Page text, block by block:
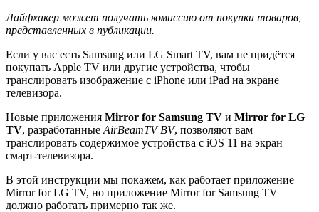
Лайфхакер может получать комиссию от покупки товаров,
представленных в публикации.
Если у вас есть Samsung или LG Smart TV, вам не придётся
покупать Apple TV или другие устройства, чтобы
транслировать изображение с iPhone или iPad на экране
телевизора.
Новые приложения Mirror for Samsung TV и Mirror for LG
TV, разработанные AirBeamTV BV, позволяют вам
транслировать содержимое устройства с iOS 11 на экран
смарт-телевизора.
В этой инструкции мы покажем, как работает приложение
Mirror for LG TV, но приложение Mirror for Samsung TV
должно работать примерно так же.